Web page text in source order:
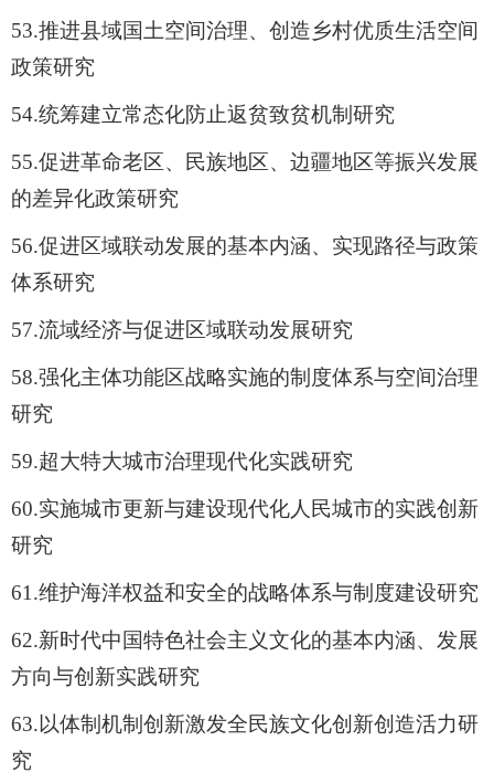
53.推进县域国土空间治理、创造乡村优质生活空间
政策研究
54.统筹建立常态化防止返贫致贫机制研究
55.促进革命老区、民族地区、边疆地区等振兴发展
的差异化政策研究
56.促进区域联动发展的基本内涵、实现路径与政策
体系研究
57.流域经济与促进区域联动发展研究
58.强化主体功能区战略实施的制度体系与空间治理
研究
59.超大特大城市治理现代化实践研究
60.实施城市更新与建设现代化人民城市的实践创新
研究
61.维护海洋权益和安全的战略体系与制度建设研究
62.新时代中国特色社会主义文化的基本内涵、发展
方向与创新实践研究
63.以体制机制创新激发全民族文化创新创造活力研
究